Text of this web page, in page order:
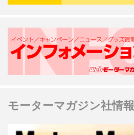
モーターマガジン社情報